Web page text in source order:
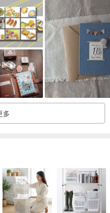
拍照並聯絡我們
於寄回前回復至送達狀態，包含
多